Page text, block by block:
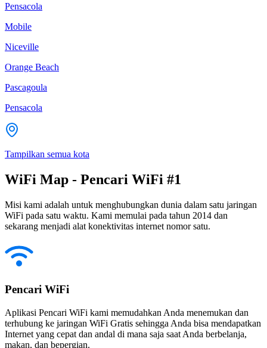
Pensacola
Mobile
Niceville
Orange Beach
Pascagoula
Pensacola
Tampilkan semua kota
WiFi Map - Pencari WiFi #1
Misi kami adalah untuk menghubungkan dunia dalam satu jaringan
WiFi pada satu waktu. Kami memulai pada tahun 2014 dan
sekarang menjadi alat konektivitas internet nomor satu.
Pencari WiFi
Aplikasi Pencari WiFi kami memudahkan Anda menemukan dan
terhubung ke jaringan WiFi Gratis sehingga Anda bisa mendapatkan
Internet yang cepat dan andal di mana saja saat Anda berbelanja,
makan, dan bepergian.